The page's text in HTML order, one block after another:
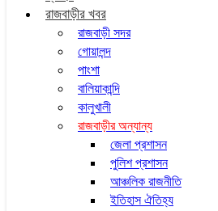
রাজবাড়ীর খবর
রাজবাড়ী সদর
গোয়ালন্দ
পাংশা
বালিয়াকান্দি
কালুখালী
রাজবাড়ীর অন্যান্য
জেলা প্রশাসন
পুলিশ প্রশাসন
আঞ্চলিক রাজনীতি
ইতিহাস ঐতিহ্য